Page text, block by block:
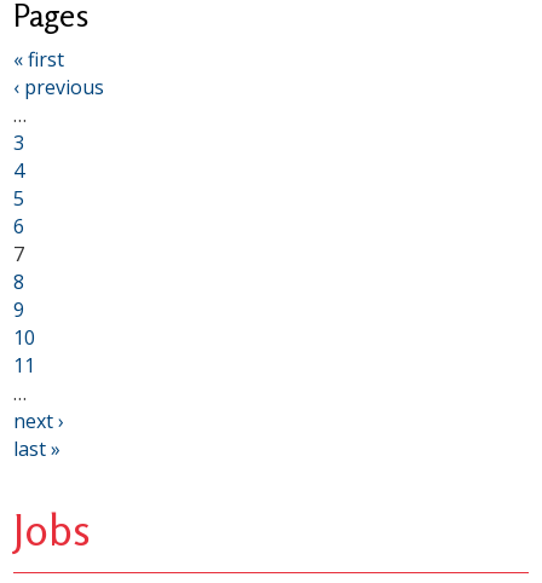
Pages
« first
‹ previous
…
3
4
5
6
7
8
9
10
11
…
next ›
last »
Jobs